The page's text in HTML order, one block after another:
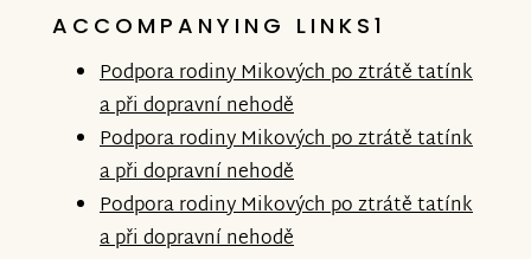
ACCOMPANYING LINKS1
Podpora rodiny Mikových po ztrátě tatínk
a při dopravní nehodě
Podpora rodiny Mikových po ztrátě tatínk
a při dopravní nehodě
Podpora rodiny Mikových po ztrátě tatínk
a při dopravní nehodě